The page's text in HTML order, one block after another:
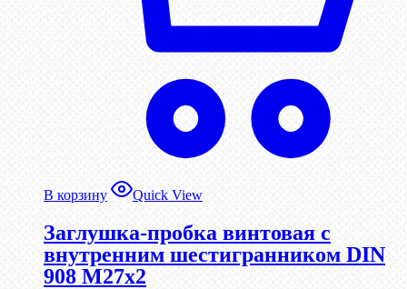
В корзину Quick View
Заглушка-пробка винтовая с
внутренним шестигранником DIN
908 М27х2